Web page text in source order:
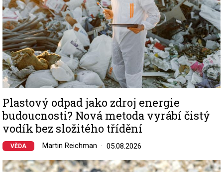
Plastový odpad jako zdroj energie
budoucnosti? Nová metoda vyrábí čistý
vodík bez složitého třídění
VĚDA Martin Reichman 05.08.2026
Image